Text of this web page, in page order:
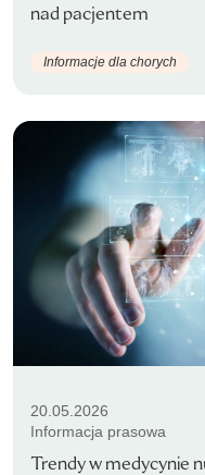
nad pacjentem
Informacje dla chorych
20.05.2026
Informacja prasowa
Trendy w medycynie